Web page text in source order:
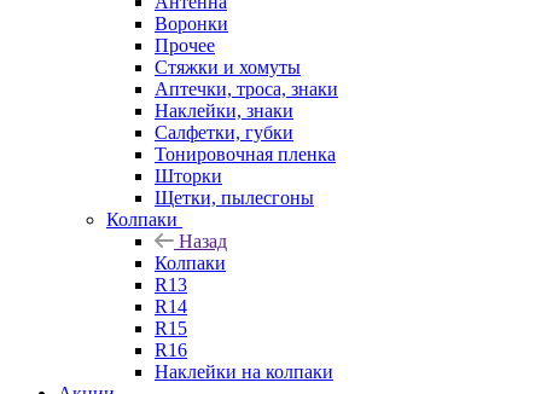
Воронки
Прочее
Стяжки и хомуты
Аптечки, троса, знаки
Наклейки, знаки
Салфетки, губки
Тонировочная пленка
Шторки
Щетки, пылесгоны
Колпаки
Назад
Колпаки
R13
R14
R15
R16
Наклейки на колпаки